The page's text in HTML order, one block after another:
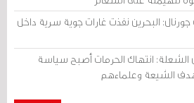
البحرين نفذت غارات جوية سرية داخل
الشعلة: انتهاك الحرمات أصبح سياسة
الشيعة وعلماءهم